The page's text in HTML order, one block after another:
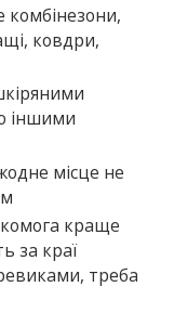
комбінезони,
ковдри,
іншими
місце не
краще
за краї
треба